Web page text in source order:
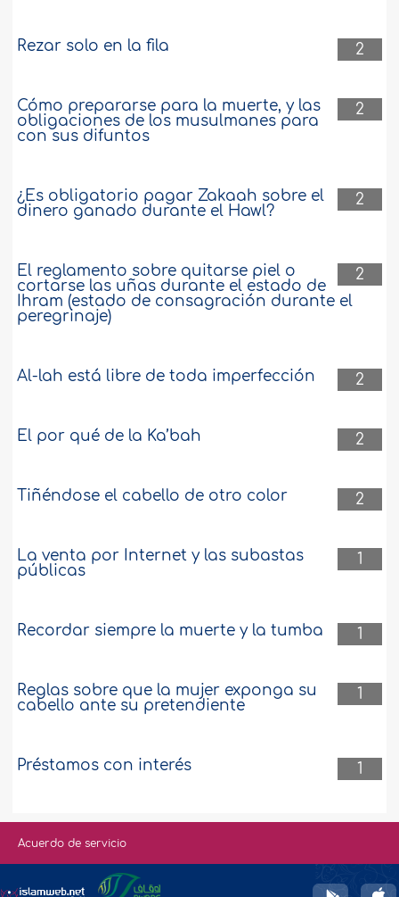
2
Rezar solo en la fila
2
Cómo prepararse para la muerte, y las
obligaciones de los musulmanes para
con sus difuntos
2
¿Es obligatorio pagar Zakaah sobre el
dinero ganado durante el Hawl?
2
El reglamento sobre quitarse piel o
cortarse las uñas durante el estado de
Ihram (estado de consagración durante el
peregrinaje)
2
Al-lah está libre de toda imperfección
2
El por qué de la Ka’bah
2
Tiñéndose el cabello de otro color
1
La venta por Internet y las subastas
públicas
1
Recordar siempre la muerte y la tumba
1
Reglas sobre que la mujer exponga su
cabello ante su pretendiente
1
Préstamos con interés
Acuerdo de servicio